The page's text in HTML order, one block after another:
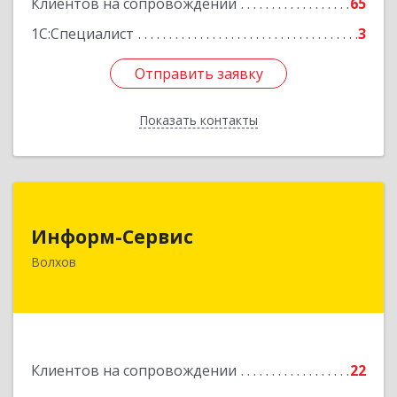
1С:Специалист
3
Отправить заявку
Показать контакты
Отправить заявку
Назад
Информ-Сервис
Волхов
Клиентов на сопровождении 22
187400, Ленинградская обл, Волхов г,
Подробнее